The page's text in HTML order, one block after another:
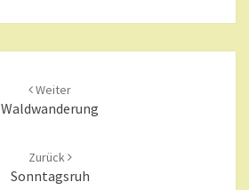
?
Weiter
Waldwanderung
Zurück
Sonntagsruh